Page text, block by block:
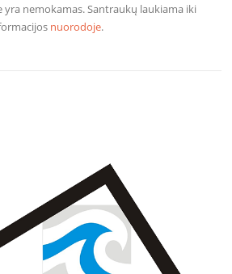
yra nemokamas. Santraukų laukiama iki
nuorodoje.